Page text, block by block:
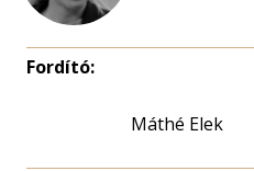
Fordító:
Máthé Elek